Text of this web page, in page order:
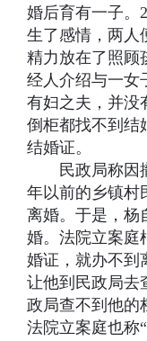
婚后育有一子。
生了感情，两人
精力放在了照顾
经人介绍与一女
有妇之夫，并没
倒柜都找不到结
结婚证。
民政局称因撤
年以前的乡镇村
离婚。于是，杨
婚。法院立案庭
婚证，就办不到
让他到民政局去
政局查不到他的
法院立案庭也称